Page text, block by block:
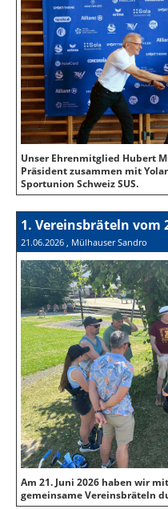
Unser Ehrenmitglied Hubert
Präsident zusammen mit
Sportunion Schweiz SUS.
1. Vereinsbräteln vom
21.06.2026 , Mülhauser Sandro
Am 21. Juni 2026 haben wir
gemeinsame Vereinsbräteln